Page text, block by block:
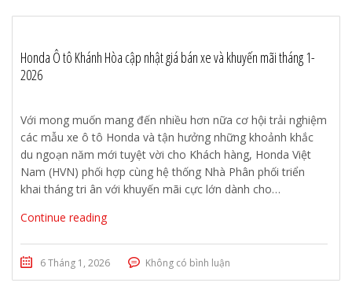
Honda Ô tô Khánh Hòa cập nhật giá bán xe và khuyến mãi tháng 1-
2026
Với mong muốn mang đến nhiều hơn nữa cơ hội trải nghiệm
các mẫu xe ô tô Honda và tận hưởng những khoảnh khắc
du ngoạn năm mới tuyệt vời cho Khách hàng, Honda Việt
Nam (HVN) phối hợp cùng hệ thống Nhà Phân phối triển
khai tháng tri ân với khuyến mãi cực lớn dành cho…
Continue reading
6 Tháng 1, 2026 Không có bình luận